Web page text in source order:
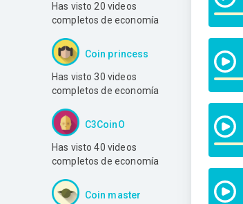
Has visto 20 videos
completos de economía
Coin princess
Has visto 30 videos
completos de economía
C3CoinO
Has visto 40 videos
completos de economía
Coin master